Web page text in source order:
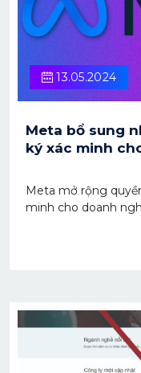
13.05.2024
Meta bổ sung
ký xác minh
Meta mở rộng
minh cho doanh
sung các yếu tố